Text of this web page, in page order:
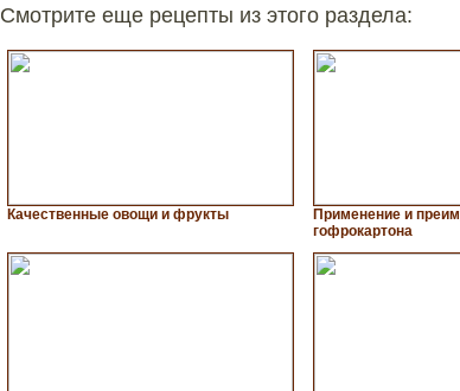
Смотрите еще рецепты из этого раздела:
Качественные овощи и фрукты
Применение и
гофрокартона